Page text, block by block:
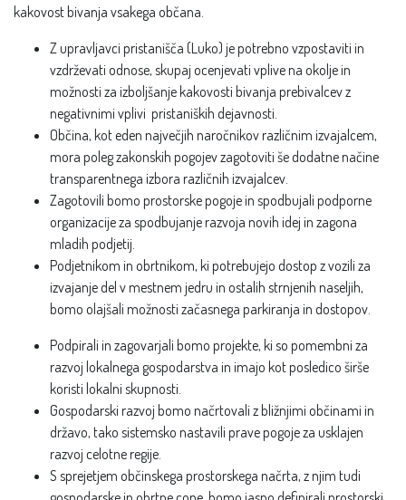
kakovost bivanja vsakega občana.
Z upravljavci pristanišča (Luko) je potrebno vzpostaviti in
vzdrževati odnose, skupaj ocenjevati vplive na okolje in
možnosti za izboljšanje kakovosti bivanja prebivalcev z
negativnimi vplivi pristaniških dejavnosti.
Občina, kot eden največjih naročnikov različnim izvajalcem,
mora poleg zakonskih pogojev zagotoviti še dodatne načine
transparentnega izbora različnih izvajalcev.
Zagotovili bomo prostorske pogoje in spodbujali podporne
organizacije za spodbujanje razvoja novih idej in zagona
mladih podjetij.
Podjetnikom in obrtnikom, ki potrebujejo dostop z vozili za
izvajanje del v mestnem jedru in ostalih strnjenih naseljih,
bomo olajšali možnosti začasnega parkiranja in dostopov.
Podpirali in zagovarjali bomo projekte, ki so pomembni za
razvoj lokalnega gospodarstva in imajo kot posledico širše
koristi lokalni skupnosti.
Gospodarski razvoj bomo načrtovali z bližnjimi občinami in
državo, tako sistemsko nastavili prave pogoje za usklajen
razvoj celotne regije.
S sprejetjem občinskega prostorskega načrta, z njim tudi